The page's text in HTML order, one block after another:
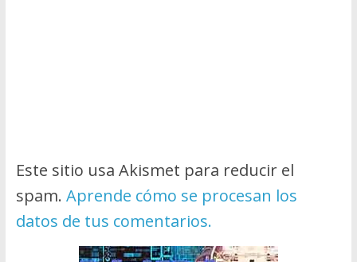
Este sitio usa Akismet para reducir el
spam. Aprende cómo se procesan los
datos de tus comentarios.